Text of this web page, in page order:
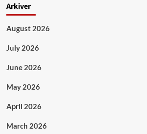
Arkiver
August 2026
July 2026
June 2026
May 2026
April 2026
March 2026